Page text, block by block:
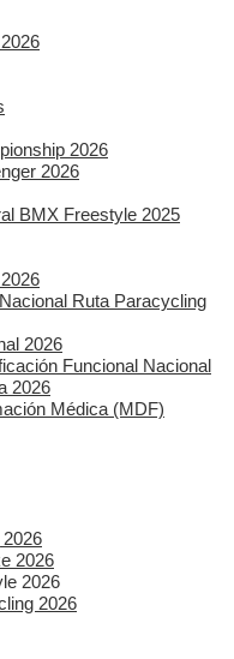
2026
2026
BMX Freestyle 2025
Ruta Paracycling
2026
Funcional Nacional
2026
Médica (MDF)
2026
2026
2026